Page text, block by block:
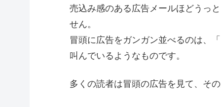
売込み感のある広告メールほどうっ
せん。
冒頭に広告をガンガン並べるのは、
叫んでいるようなものです。
多くの読者は冒頭の広告を見て、そ